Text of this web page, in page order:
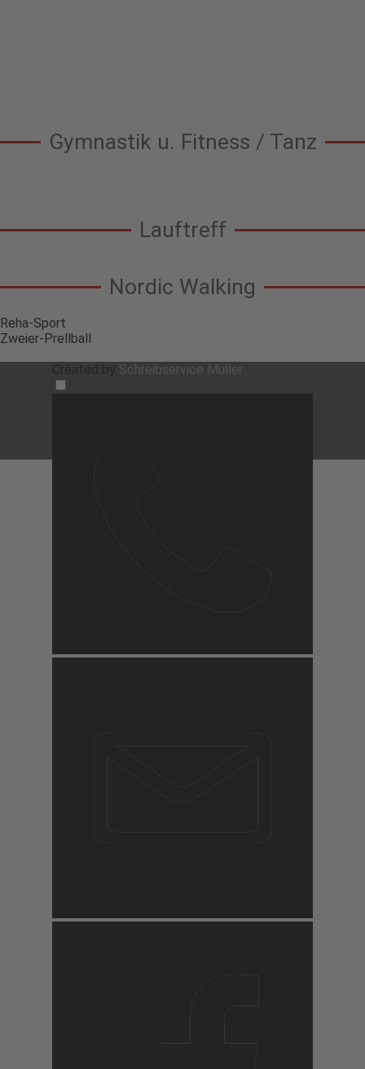
Gymnastik u. Fitness / Tanz
Lauftreff
Nordic Walking
Reha-Sport
Zweier-Prellball
Schreibservice Müller